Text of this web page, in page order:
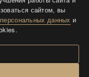
сайтом, вы
данных и